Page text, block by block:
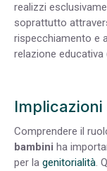
realizzi
soprattutto
rispecchiamento e
relazione educativa
Comprendere il
bambini ha
per la genitorialità.